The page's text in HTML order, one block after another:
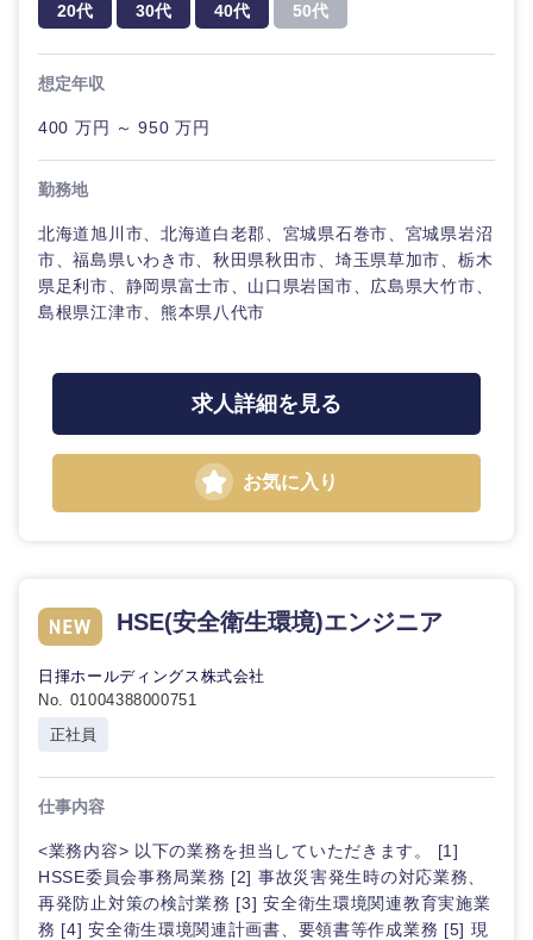
岐阜県 静岡県
愛知県
20代 30代 40代 50代
想定年収
400 万円 ～ 950 万円
勤務地
北海道旭川市、北海道白老郡、宮城県石巻市、宮城県岩沼
市、福島県いわき市、秋田県秋田市、埼玉県草加市、栃木
県足利市、静岡県富士市、山口県岩国市、広島県大竹市、
島根県江津市、熊本県八代市
求人詳細を見る
お気に入り
HSE(安全衛生環境)エンジニア
日揮ホールディングス株式会社
No. 01004388000751
正社員
仕事内容
<業務内容> 以下の業務を担当していただきます。 [1]
HSSE委員会事務局業務 [2] 事故災害発生時の対応業務、
再発防止対策の検討業務 [3] 安全衛生環境関連教育実施業
務 [4] 安全衛生環境関連計画書、要領書等作成業務 [5] 現